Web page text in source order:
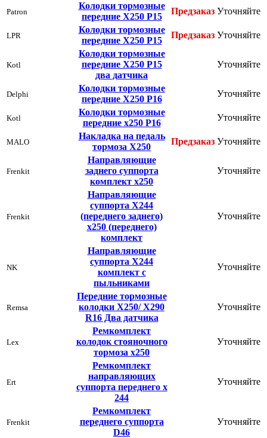
Patron
Колодки тормозные
передние Х250 Р15
Предзаказ Уточняйте
LPR
Колодки тормозные
передние Х250 Р15
Предзаказ Уточняйте
Kotl
Колодки тормозные
передние Х250 Р15
два датчика
Уточняйте
Delphi
Колодки тормозные
передние Х250 Р16
Уточняйте
Kotl
Колодки тормозные
передние х250 Р16
Уточняйте
MALO
Накладка на педаль
тормоза Х250
Предзаказ Уточняйте
Frenkit
Направляющие
заднего суппорта
комплект х250
Уточняйте
Frenkit
Направляющие
суппорта Х244
(переднего заднего)
х250 (переднего)
комплект
Уточняйте
NK
Направляющие
суппорта Х244
комплект с
пыльниками
Уточняйте
Remsa
Передние тормозные
колодки X250/ X290
R16 Два датчика
Уточняйте
Lex
Ремкомплект
колодок стояночного
тормоза х250
Уточняйте
Ert
Ремкомплект
направляющих
суппорта переднего х
244
Уточняйте
Frenkit
Ремкомплект
переднего суппорта
D46
Уточняйте